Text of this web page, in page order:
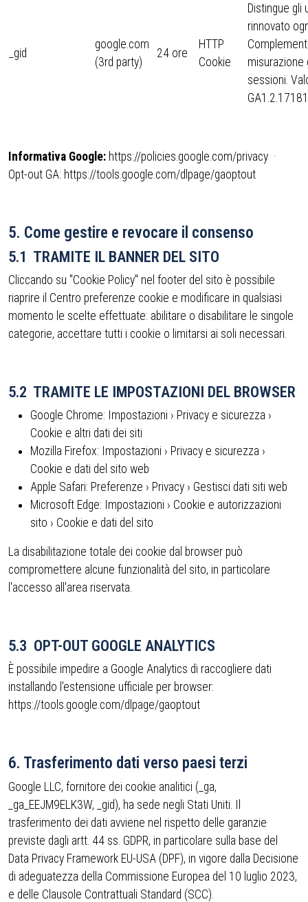
_gid
google.com
(3rd party)
24 ore
HTTP
Cookie
Distingue gli
rinnovato
misurazione
sessioni.
Informativa Google: https://policies.google.com/privacy ·
Opt-out GA: https://tools.google.com/dlpage/gaoptout
5. Come gestire e revocare il consenso
5.1 TRAMITE IL BANNER DEL SITO
Cliccando su "Cookie Policy" nel footer del sito è possibile
riaprire il Centro preferenze cookie e modificare in qualsiasi
momento le scelte effettuate: abilitare o disabilitare le singole
categorie, accettare tutti i cookie o limitarsi ai soli necessari.
5.2 TRAMITE LE IMPOSTAZIONI DEL BROWSER
Google Chrome: Impostazioni › Privacy e sicurezza ›
Cookie e altri dati dei siti
Mozilla Firefox: Impostazioni › Privacy e sicurezza ›
Cookie e dati del sito web
Apple Safari: Preferenze › Privacy › Gestisci dati siti web
Microsoft Edge: Impostazioni › Cookie e autorizzazioni
sito › Cookie e dati del sito
La disabilitazione totale dei cookie dal browser può
compromettere alcune funzionalità del sito, in particolare
l'accesso all'area riservata.
5.3 OPT-OUT GOOGLE ANALYTICS
È possibile impedire a Google Analytics di raccogliere dati
installando l'estensione ufficiale per browser:
https://tools.google.com/dlpage/gaoptout
6. Trasferimento dati verso paesi terzi
Google LLC, fornitore dei cookie analitici (_ga,
_ga_EEJM9ELK3W, _gid), ha sede negli Stati Uniti. Il
trasferimento dei dati avviene nel rispetto delle garanzie
previste dagli artt. 44 ss. GDPR, in particolare sulla base del
Data Privacy Framework EU-USA (DPF), in vigore dalla Decisione
di adeguatezza della Commissione Europea del 10 luglio 2023,
e delle Clausole Contrattuali Standard (SCC).